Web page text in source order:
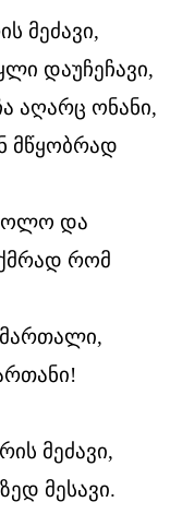
მეძავი,
დაუჩეჩავი,
აღარც ონანი,
მწყობრად
და
რომ
მართალი,
მეძავი,
მესავი.